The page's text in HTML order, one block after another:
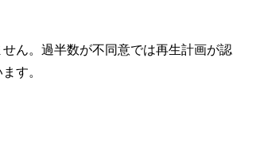
ん。過半数が不同意では再生計画が認
す。